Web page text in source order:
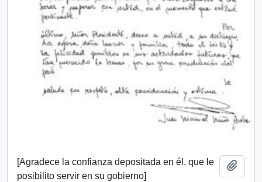
[Agradece la confianza depositada en él, que le
posibilito servir en su gobierno]